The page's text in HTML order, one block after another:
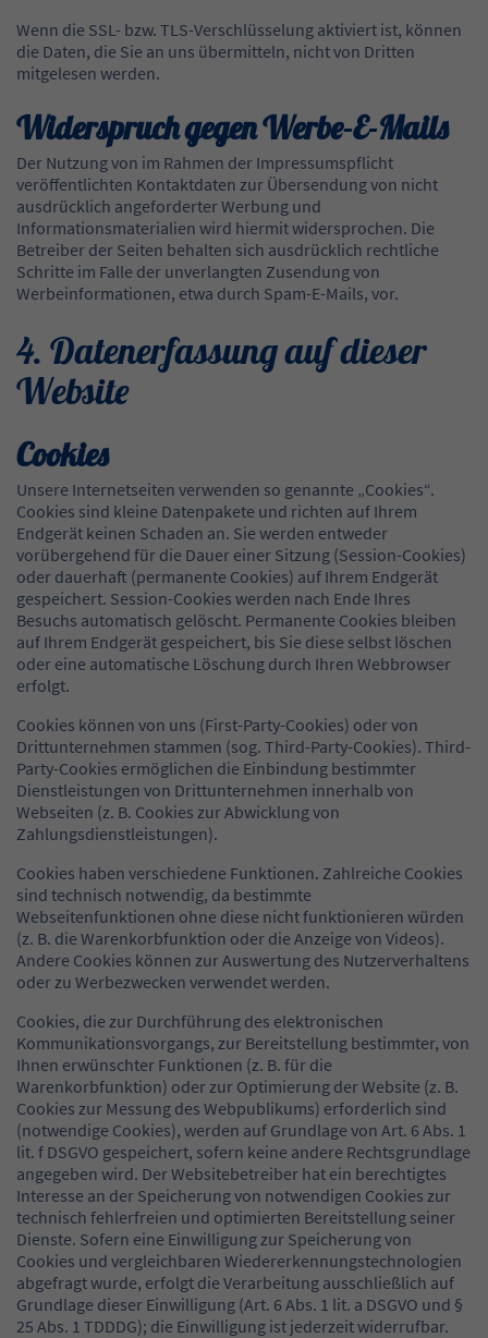
Wenn die SSL- bzw. TLS-Verschlüsselung aktiviert ist, können
die Daten, die Sie an uns übermitteln, nicht von Dritten
mitgelesen werden.
Widerspruch gegen Werbe-E-Mails
Der Nutzung von im Rahmen der Impressumspflicht
veröffentlichten Kontaktdaten zur Übersendung von nicht
ausdrücklich angeforderter Werbung und
Informationsmaterialien wird hiermit widersprochen. Die
Betreiber der Seiten behalten sich ausdrücklich rechtliche
Schritte im Falle der unverlangten Zusendung von
Werbeinformationen, etwa durch Spam-E-Mails, vor.
4. Datenerfassung auf dieser
Website
Cookies
Unsere Internetseiten verwenden so genannte „Cookies“.
Cookies sind kleine Datenpakete und richten auf Ihrem
Endgerät keinen Schaden an. Sie werden entweder
vorübergehend für die Dauer einer Sitzung (Session-Cookies)
oder dauerhaft (permanente Cookies) auf Ihrem Endgerät
gespeichert. Session-Cookies werden nach Ende Ihres
Besuchs automatisch gelöscht. Permanente Cookies bleiben
auf Ihrem Endgerät gespeichert, bis Sie diese selbst löschen
oder eine automatische Löschung durch Ihren Webbrowser
erfolgt.
Cookies können von uns (First-Party-Cookies) oder von
Drittunternehmen stammen (sog. Third-Party-Cookies). Third-
Party-Cookies ermöglichen die Einbindung bestimmter
Dienstleistungen von Drittunternehmen innerhalb von
Webseiten (z. B. Cookies zur Abwicklung von
Zahlungsdienstleistungen).
Cookies haben verschiedene Funktionen. Zahlreiche Cookies
sind technisch notwendig, da bestimmte
Webseitenfunktionen ohne diese nicht funktionieren würden
(z. B. die Warenkorbfunktion oder die Anzeige von Videos).
Andere Cookies können zur Auswertung des Nutzerverhaltens
oder zu Werbezwecken verwendet werden.
Cookies, die zur Durchführung des elektronischen
Kommunikationsvorgangs, zur Bereitstellung bestimmter, von
Ihnen erwünschter Funktionen (z. B. für die
Warenkorbfunktion) oder zur Optimierung der Website (z. B.
Cookies zur Messung des Webpublikums) erforderlich sind
(notwendige Cookies), werden auf Grundlage von Art. 6 Abs. 1
lit. f DSGVO gespeichert, sofern keine andere Rechtsgrundlage
angegeben wird. Der Websitebetreiber hat ein berechtigtes
Interesse an der Speicherung von notwendigen Cookies zur
technisch fehlerfreien und optimierten Bereitstellung seiner
Dienste. Sofern eine Einwilligung zur Speicherung von
Cookies und vergleichbaren Wiedererkennungstechnologien
abgefragt wurde, erfolgt die Verarbeitung ausschließlich auf
Grundlage dieser Einwilligung (Art. 6 Abs. 1 lit. a DSGVO und §
25 Abs. 1 TDDDG); die Einwilligung ist jederzeit widerrufbar.